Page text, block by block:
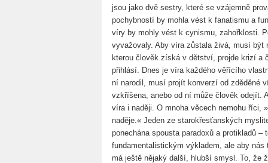
jsou jako dvě sestry, které se vzájemně
pochybností by mohla vést k fanatismu a
víry by mohly vést k cynismu, zahořklosti.
vyvažovaly. Aby víra zůstala živá, musí být
kterou člověk získá v dětství, projde krizí a
přihlásí. Dnes je víra každého věřícího
ní narodil, musí projít konverzí od zděděné
vzkříšena, anebo od ní může člověk odejít.
víra i naději. O mnoha věcech nemohu říci,
naděje.« Jeden ze starokřesťanských
ponechána spousta paradoxů a protikladů
fundamentalistickým výkladem, ale aby
má ještě nějaký další, hlubší smysl. To, že